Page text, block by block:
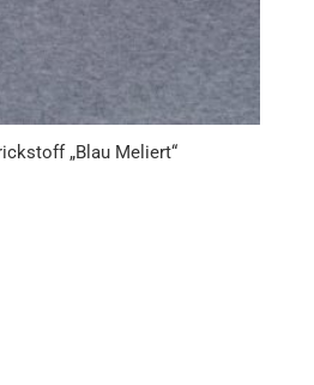
„Blau Meliert“